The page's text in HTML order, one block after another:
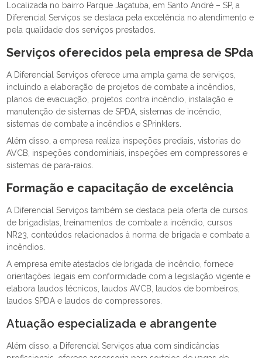
Localizada no bairro Parque Jaçatuba, em Santo André – SP, a
Diferencial Serviços se destaca pela excelência no atendimento e
pela qualidade dos serviços prestados.
Serviços oferecidos pela empresa de SPda
A Diferencial Serviços oferece uma ampla gama de serviços,
incluindo a elaboração de projetos de combate a incêndios,
planos de evacuação, projetos contra incêndio, instalação e
manutenção de sistemas de SPDA, sistemas de incêndio,
sistemas de combate a incêndios e SPrinklers.
Além disso, a empresa realiza inspeções prediais, vistorias do
AVCB, inspeções condominiais, inspeções em compressores e
sistemas de para-raios.
Formação e capacitação de excelência
A Diferencial Serviços também se destaca pela oferta de cursos
de brigadistas, treinamentos de combate a incêndio, cursos
NR23, conteúdos relacionados à norma de brigada e combate a
incêndios.
A empresa emite atestados de brigada de incêndio, fornece
orientações legais em conformidade com a legislação vigente e
elabora laudos técnicos, laudos AVCB, laudos de bombeiros,
laudos SPDA e laudos de compressores.
Atuação especializada e abrangente
Além disso, a Diferencial Serviços atua com sindicâncias